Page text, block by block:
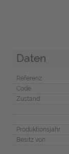
Daten
Referenz
Code
Zustand
Produktionsjahr
Besitz von